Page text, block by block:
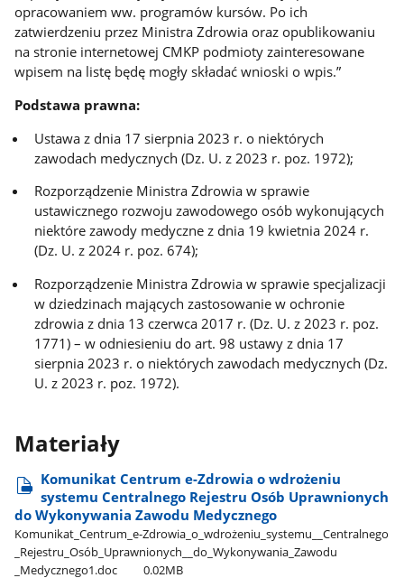
opracowaniem ww. programów kursów. Po ich
zatwierdzeniu przez Ministra Zdrowia oraz opublikowaniu
na stronie internetowej CMKP podmioty zainteresowane
wpisem na listę będę mogły składać wnioski o wpis.”
Podstawa prawna:
Ustawa z dnia 17 sierpnia 2023 r. o niektórych
zawodach medycznych (Dz. U. z 2023 r. poz. 1972);
Rozporządzenie Ministra Zdrowia w sprawie
ustawicznego rozwoju zawodowego osób wykonujących
niektóre zawody medyczne z dnia 19 kwietnia 2024 r.
(Dz. U. z 2024 r. poz. 674);
Rozporządzenie Ministra Zdrowia w sprawie specjalizacji
w dziedzinach mających zastosowanie w ochronie
zdrowia z dnia 13 czerwca 2017 r. (Dz. U. z 2023 r. poz.
1771) – w odniesieniu do art. 98 ustawy z dnia 17
sierpnia 2023 r. o niektórych zawodach medycznych (Dz.
U. z 2023 r. poz. 1972).
Materiały
Komunikat Centrum e-Zdrowia o wdrożeniu
systemu Centralnego Rejestru Osób Uprawnionych
do Wykonywania Zawodu Medycznego
Komunikat​_Centrum​_e-Zdrowia​_o​_wdrożeniu​_systemu​_​_Centralnego​
_Rejestru​_Osób​_Uprawnionych​_​_do​_Wykonywania​_Zawodu​
_Medycznego1.doc
0.02MB